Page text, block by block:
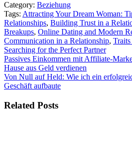
Category: Beziehung
Tags: Attracting Your Dream Woman:
Relationships, Building Trust in a
Breakups, Online Dating and Modern
Communication in a Relationship,
Searching for the Perfect Partner
Beitragsnavigation
Passives Einkommen mit Affiliate-
Hause aus Geld verdienen
Von Null auf Held: Wie ich ein
Geschäft aufbaute
Related Posts